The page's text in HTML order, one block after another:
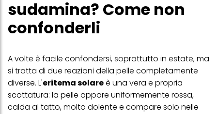
sudamina? Come non
confonderli
A volte è facile confondersi, soprattutto in estate, ma
si tratta di due reazioni della pelle completamente
diverse. L'eritema solareè una vera e propria
scottatura: la pelle appare uniformemente rossa,
calda al tatto, molto dolente e compare solo nelle
con dati ottenuti da terze parti e altri siti Web. Utilizziamo questi
visualizzare annunci pubblicitari che potrebbero interessarti
(basati, ad esempio, sui tuoi interessi identificati) su questo sito
delle campagne pubblicitarie.
Puoi trovare maggiori informazioni sul trattamento dei tuoi dati
nella nostra Informativa sulla protezione dei dati collegata nel piè
di pagina (Sezione "Cookie, Pixel, Impronte digitali e tecnologie
simili"). Puoi revocare il tuo consenso in qualsiasi momento con
effetto per il futuro disabilitando i cookie sul nostro sito web nella